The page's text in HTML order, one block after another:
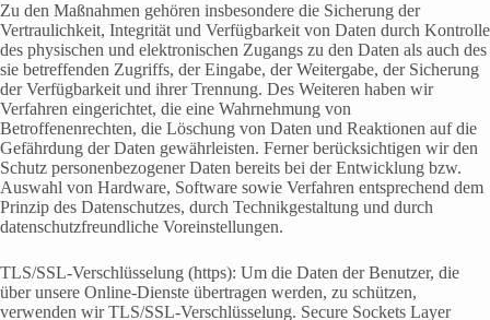
Zu den Maßnahmen gehören insbesondere die Sicherung der
Vertraulichkeit, Integrität und Verfügbarkeit von Daten durch Kontrolle
des physischen und elektronischen Zugangs zu den Daten als auch des
sie betreffenden Zugriffs, der Eingabe, der Weitergabe, der Sicherung
der Verfügbarkeit und ihrer Trennung. Des Weiteren haben wir
Verfahren eingerichtet, die eine Wahrnehmung von
Betroffenenrechten, die Löschung von Daten und Reaktionen auf die
Gefährdung der Daten gewährleisten. Ferner berücksichtigen wir den
Schutz personenbezogener Daten bereits bei der Entwicklung bzw.
Auswahl von Hardware, Software sowie Verfahren entsprechend dem
Prinzip des Datenschutzes, durch Technikgestaltung und durch
datenschutzfreundliche Voreinstellungen.
TLS/SSL-Verschlüsselung (https): Um die Daten der Benutzer, die
über unsere Online-Dienste übertragen werden, zu schützen,
verwenden wir TLS/SSL-Verschlüsselung. Secure Sockets Layer